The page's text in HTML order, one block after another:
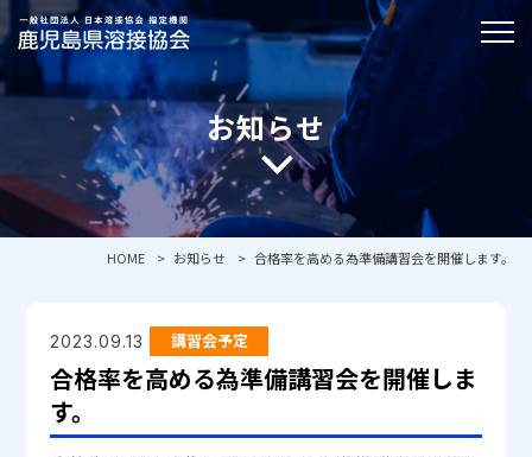
お知らせ
HOME お知らせ 合格率を高める為準備講習会を開催します。
2023.09.13 講習会予定
合格率を高める為準備講習会を開催しま
す。